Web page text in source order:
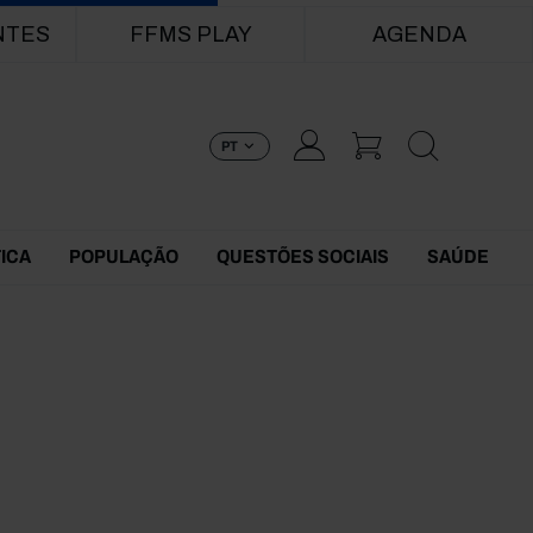
FFMS PLAY AGENDA
PT
POPULAÇÃO QUESTÕES SOCIAIS SAÚDE